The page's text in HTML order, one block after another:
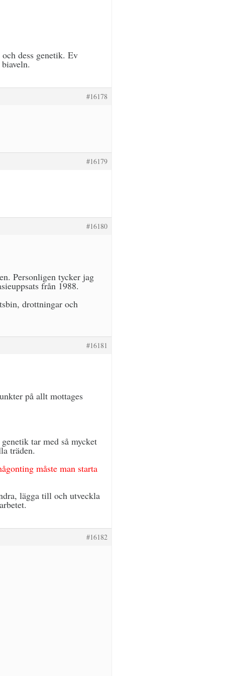
dess genetik. Ev
#16178
#16179
#16180
Personligen tycker jag
från 1988.
drottningar och
#16181
på allt mottages
tar med så mycket
träden.
måste man starta
lägga till och utveckla
#16182